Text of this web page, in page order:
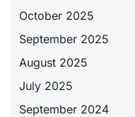
October 2025
September 2025
August 2025
July 2025
September 2024